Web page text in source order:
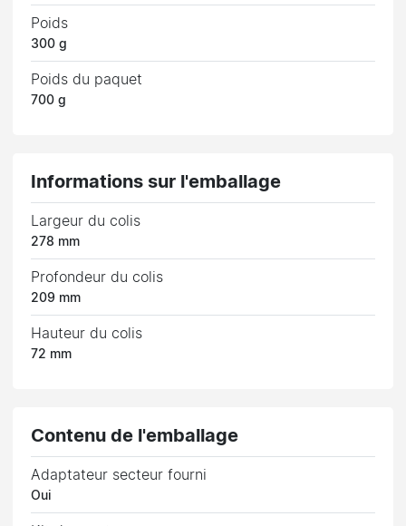
Poids
300 g
Poids du paquet
700 g
Informations sur l'emballage
Largeur du colis
278 mm
Profondeur du colis
209 mm
Hauteur du colis
72 mm
Contenu de l'emballage
Adaptateur secteur fourni
Oui